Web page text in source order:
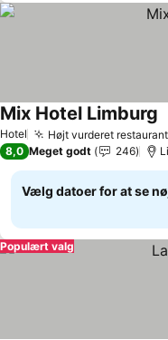
Hotel Højt vurderet
Mix Hotel Limburg
8,0 Meget godt 246
Vælg datoer for at se
Populært valg